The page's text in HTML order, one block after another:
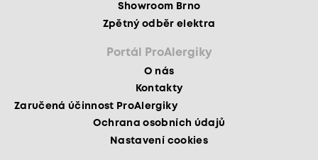
Showroom Brno
Zpětný odběr elektra
Portál ProAlergiky
O nás
Kontakty
Zaručená účinnost ProAlergiky
Ochrana osobních údajů
Nastavení cookies